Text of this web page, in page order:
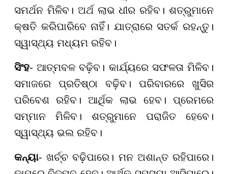
ସମର୍ଥନ ମିଳିବ। ଅର୍ଥ ଲାଭ ଧୀର ରହିବ। ଶତ୍ରୁମାନେ
କ୍ଷତି କରିପାରିବେ ନାହିଁ। ଯାତ୍ରାରେ ସତର୍କ ରହନ୍ତୁ।
ସ୍ୱାସ୍ଥ୍ୟ ମଧ୍ୟମ ରହିବ।
ସିଂହ- ଆତ୍ମବଳ ବଢ଼ିବ। କାର୍ଯ୍ୟରେ ସଫଳତା ମିଳିବ।
ସମାଜରେ ପ୍ରତିଷ୍ଠା ବଢ଼ିବ। ପରିବାରରେ ଖୁସିର
ପରିବେଶ ରହିବ। ଆର୍ଥିକ ଲାଭ ହେବ। ପ୍ରେମରେ
ସମ୍ମାନ ମିଳିବ। ଶତ୍ରୁମାନେ ପରାଜିତ ହେବେ।
ସ୍ୱାସ୍ଥ୍ୟ ଭଲ ରହିବ।
କନ୍ୟା- ଖର୍ଚ୍ଚ ବଢ଼ିପାରେ। ମନ ଅଶାନ୍ତ ରହିପାରେ।